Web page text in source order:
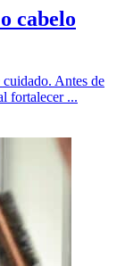
cabelo
Antes de
fortalecer ...